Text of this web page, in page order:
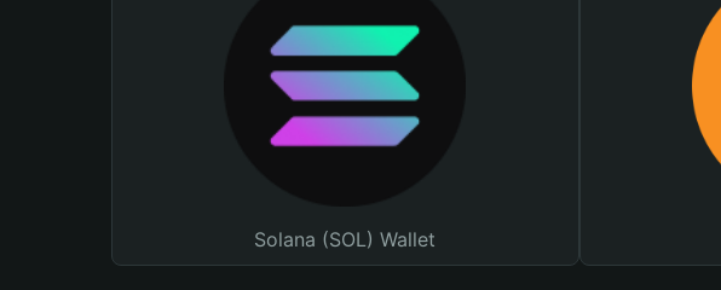
Solana (SOL) Wallet